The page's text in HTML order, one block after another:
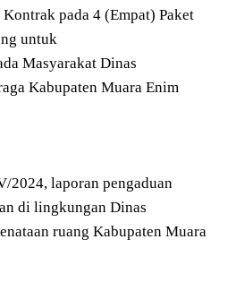
pada 4 (Empat) Paket
untuk
Masyarakat Dinas
Kabupaten Muara Enim
2024, laporan pengaduan
di lingkungan Dinas
ruang Kabupaten Muara